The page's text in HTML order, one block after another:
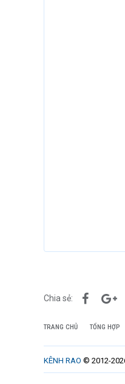
Chia sẻ:
TRANG CHỦ TỔNG HỢP
KÊNH RAO © 2012-